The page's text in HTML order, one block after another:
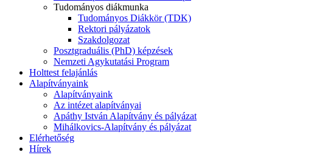
Tudományos diákmunka
Tudományos Diákkör (TDK)
Rektori pályázatok
Szakdolgozat
Posztgraduális (PhD) képzések
Nemzeti Agykutatási Program
Holttest felajánlás
Alapítványaink
Alapítványaink
Az intézet alapítványai
Apáthy István Alapítvány és pályázat
Mihálkovics-Alapítvány és pályázat
Elérhetőség
Hírek